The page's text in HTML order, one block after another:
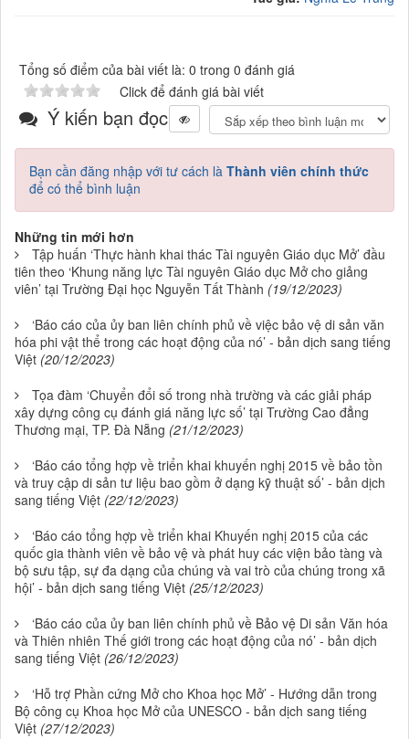
Tổng số điểm của bài viết là: 0 trong 0 đánh giá
Click để đánh giá bài viết
Ý kiến bạn đọc
Bạn cần đăng nhập với tư cách là Thành viên chính thức
để có thể bình luận
Những tin mới hơn
Tập huấn ‘Thực hành khai thác Tài nguyên Giáo dục Mở’ đầu
tiên theo ‘Khung năng lực Tài nguyên Giáo dục Mở cho giảng
viên’ tại Trường Đại học Nguyễn Tất Thành (19/12/2023)
‘Báo cáo của ủy ban liên chính phủ về việc bảo vệ di sản văn
hóa phi vật thể trong các hoạt động của nó’ - bản dịch sang tiếng
Việt (20/12/2023)
Tọa đàm ‘Chuyển đổi số trong nhà trường và các giải pháp
xây dựng công cụ đánh giá năng lực số’ tại Trường Cao đẳng
Thương mại, TP. Đà Nẵng (21/12/2023)
‘Báo cáo tổng hợp về triển khai khuyến nghị 2015 về bảo tồn
và truy cập di sản tư liệu bao gồm ở dạng kỹ thuật số’ - bản dịch
sang tiếng Việt (22/12/2023)
‘Báo cáo tổng hợp về triển khai Khuyến nghị 2015 của các
quốc gia thành viên về bảo vệ và phát huy các viện bảo tàng và
bộ sưu tập, sự đa dạng của chúng và vai trò của chúng trong xã
hội’ - bản dịch sang tiếng Việt (25/12/2023)
‘Báo cáo của ủy ban liên chính phủ về Bảo vệ Di sản Văn hóa
và Thiên nhiên Thế giới trong các hoạt động của nó’ - bản dịch
sang tiếng Việt (26/12/2023)
‘Hỗ trợ Phần cứng Mở cho Khoa học Mở’ - Hướng dẫn trong
Bộ công cụ Khoa học Mở của UNESCO - bản dịch sang tiếng
Việt (27/12/2023)